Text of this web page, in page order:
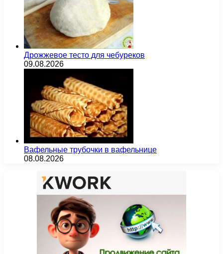
Дрожжевое тесто для чебуреков
09.08.2026
Вафельные трубочки в вафельнице
08.08.2026